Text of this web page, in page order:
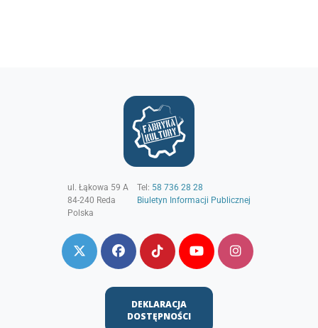
ul. Łąkowa 59 A
84-240 Reda
Polska
Tel: 58 736 28 28
Biuletyn Informacji Publicznej
DEKLARACJA
DOSTĘPNOŚCI